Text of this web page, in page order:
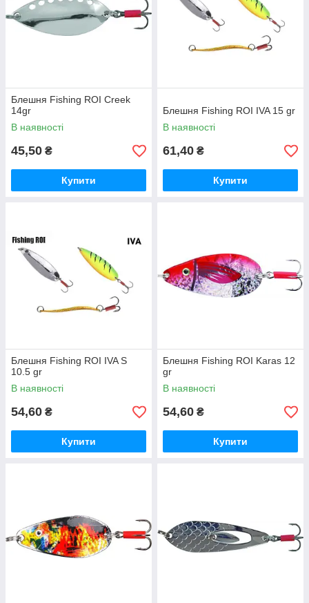
Блешня Fishing ROI Creek
14gr
В наявності
45,50 ₴
Купити
Блешня Fishing ROI IVA 15 gr
В наявності
61,40 ₴
Купити
Блешня Fishing ROI IVA S
10.5 gr
В наявності
54,60 ₴
Купити
Блешня Fishing ROI Karas 12
gr
В наявності
54,60 ₴
Купити